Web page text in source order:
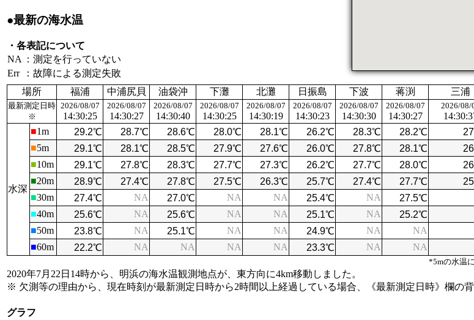
●最新の海水温
・各表記について
NA
：測定を行っていない
Err
：故障による測定失敗
場所
福浦 中浦尻貝 油袋沖 下灘 北灘 日振島 下波 蒋渕 三浦
最新測定日時
※
2026/08/07
14:30:25
2026/08/07
14:30:27
2026/08/07
14:30:40
2026/08/07
14:30:25
2026/08/07
14:30:19
2026/08/07
14:30:23
2026/08/07
14:30:30
2026/08/07
14:30:27
2026/08/
水深
■1m
■5m
■10m
■20m
■30m NA NA NA NA
■40m NA NA NA NA
■50m NA NA NA NA NA
■60m NA NA NA NA NA NA
*5mの水温
2020年7月22日14時から、明浜の海水温観測地点が、東方向に4km移動しました。
※ 欠測等の理由から、現在時刻が最新測定日時から2時間以上経過している場合、《最新測定日時》欄の
グラフ